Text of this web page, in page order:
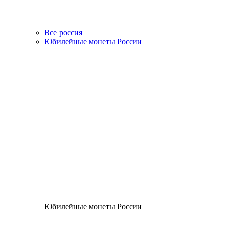
Все россия
Юбилейные монеты России
Юбилейные монеты России